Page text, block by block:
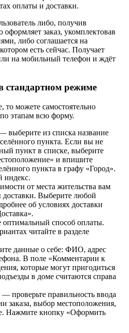
оплаты и доставки.
либо, получив
оформляет заказ, укомплектовав
либо соглашается на
есть сейчас. Получает
на мобильный телефон и ждёт
стандартном режиме
можете самостоятельно
этапам всю форму.
выберите из списка название
пункта. Если вы не
пункт в списке, выберите
и впишите
пункта в графу «Город».
индекс.
от места жительства вам
доставки. Выберите любой
об условиях доставки
способ оплаты.
читайте в разделе
данные о себе: ФИО, адрес
В поле «Комментарии к
которые могут пригодиться
в доме считаются справа
— проверьте правильность ввода
заказа, выбор местоположения,
Нажмите кнопку «Оформить